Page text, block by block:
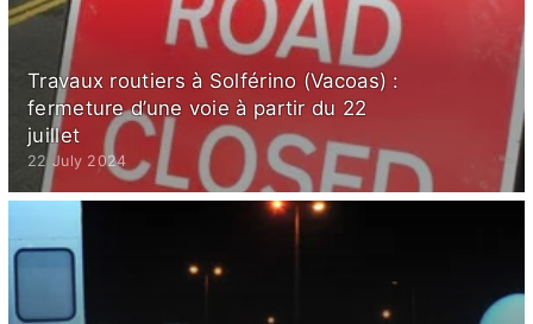
Travaux routiers à Solférino (Vacoas) :
fermeture d’une voie à partir du 22
juillet
22 July 2024